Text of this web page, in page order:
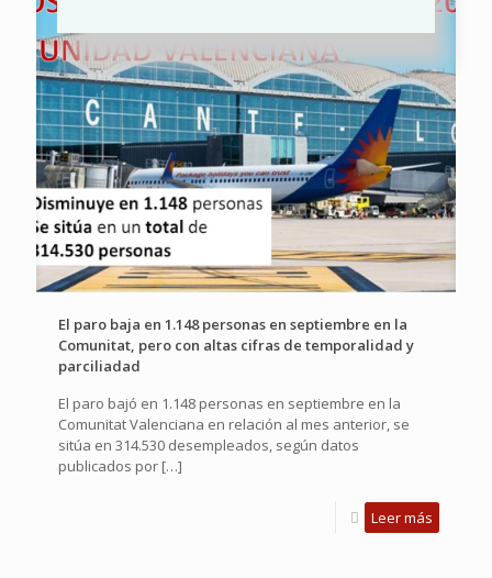
El paro baja en 1.148 personas en septiembre en la
Comunitat, pero con altas cifras de temporalidad y
parciliadad
El paro bajó en 1.148 personas en septiembre en la
Comunitat Valenciana en relación al mes anterior, se
sitúa en 314.530 desempleados, según datos
publicados por […]
Leer más